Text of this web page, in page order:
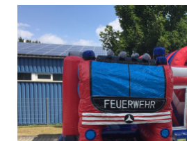
Christkindwiegen 2018
Christkindwiegen 2017
Christkindwiegen 2016
Jahreskonzert 2017
Oktoberfestkonzert 2018